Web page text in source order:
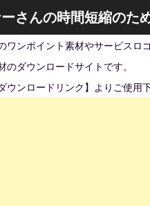
さんの時間短縮のた
ワンポイント素材やサービスロ
のダウンロードサイトです。
ウンロードリンク】よりご使用